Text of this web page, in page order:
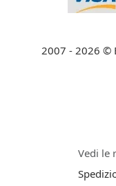
2007 - 2026 ©
Vedi le